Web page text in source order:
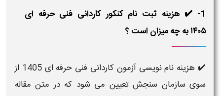
1- ✔️ هزینه ثبت نام کنکور کاردانی فنی حرفه ای
۱۴۰۵ به چه میزان است ؟
✔️ هزینه نام نویسی آزمون کاردانی فنی حرفه ای 1405 از
سوی سازمان سنجش تعیین می شود که در متن مقاله